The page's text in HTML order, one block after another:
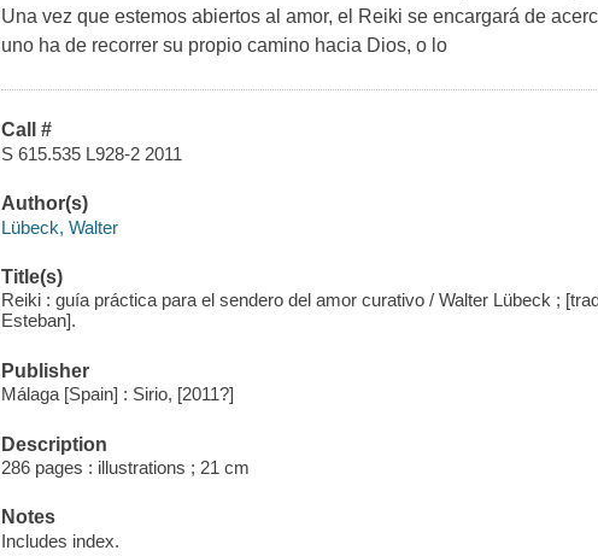
Una vez que estemos abiertos al amor, el Reiki se encargará de
uno ha de recorrer su propio camino hacia Dios, o lo
Call #
S 615.535 L928-2 2011
Author(s)
Lübeck, Walter
Title(s)
Reiki : guía práctica para el sendero del amor curativo / Walter Lübeck ;
Esteban].
Publisher
Málaga [Spain] : Sirio, [2011?]
Description
286 pages : illustrations ; 21 cm
Notes
Includes index.